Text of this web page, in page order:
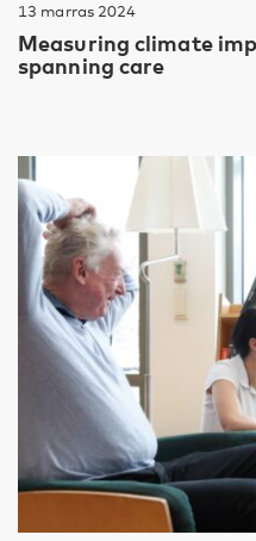
13 marras 2024
Measuring climate
spanning care